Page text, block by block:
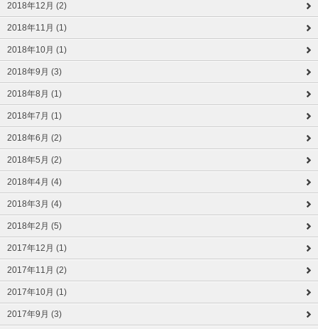
2018年12月 (2)
2018年11月 (1)
2018年10月 (1)
2018年9月 (3)
2018年8月 (1)
2018年7月 (1)
2018年6月 (2)
2018年5月 (2)
2018年4月 (4)
2018年3月 (4)
2018年2月 (5)
2017年12月 (1)
2017年11月 (2)
2017年10月 (1)
2017年9月 (3)